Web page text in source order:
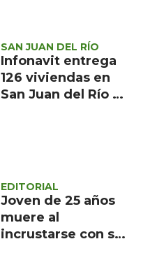
SAN JUAN DEL RÍO
Infonavit entrega
126 viviendas en
San Juan del Río a
EDITORIAL
Joven de 25 años
muere al
incrustarse con su